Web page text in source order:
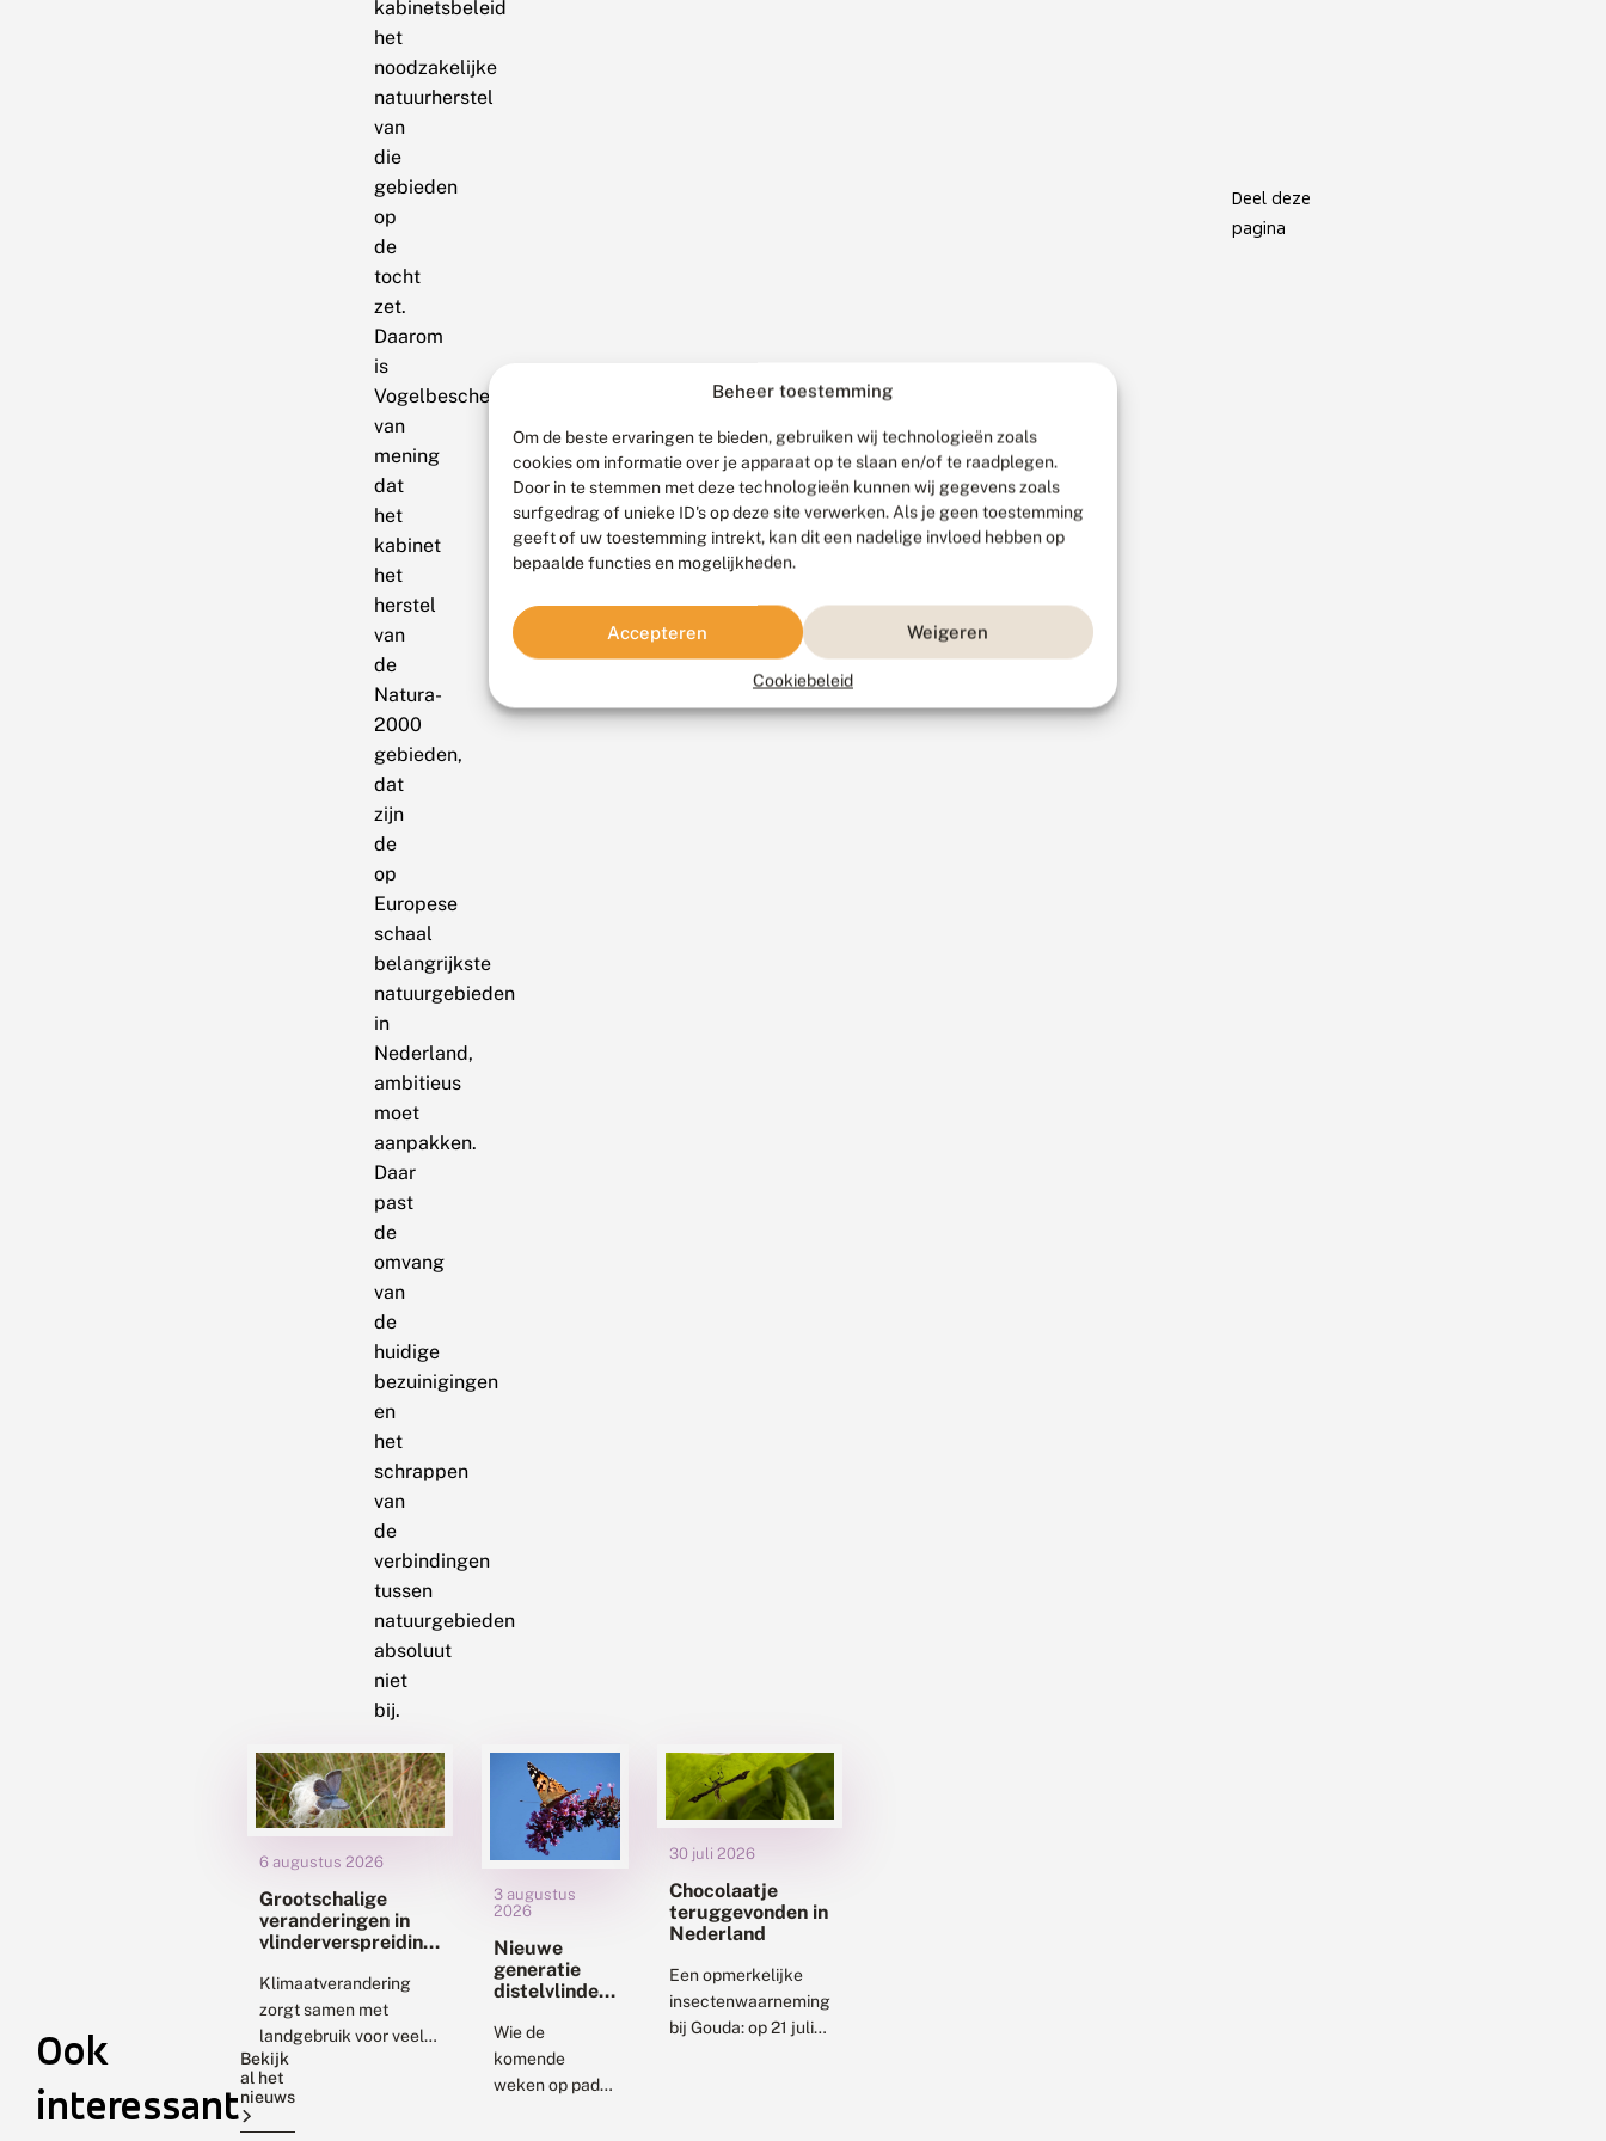
Beheer toestemming
Om de beste ervaringen te bieden, gebruiken wij technologieën zoals
cookies om informatie over je apparaat op te slaan en/of te raadplegen.
Door in te stemmen met deze technologieën kunnen wij gegevens zoals
surfgedrag of unieke ID's op deze site verwerken. Als je geen toestemming
geeft of uw toestemming intrekt, kan dit een nadelige invloed hebben op
bepaalde functies en mogelijkheden.
Accepteren Weigeren
Cookiebeleid
kabinetsbeleid
het
noodzakelijke
natuurherstel
van
die
gebieden
op
de
tocht
zet.
Daarom
is
Vogelbescherming
van
mening
dat
het
kabinet
het
herstel
van
de
Natura-
2000
gebieden,
dat
zijn
de
op
Europese
schaal
belangrijkste
natuurgebieden
in
Nederland,
ambitieus
moet
aanpakken.
Daar
past
de
omvang
van
de
huidige
bezuinigingen
en
het
schrappen
van
de
verbindingen
tussen
natuurgebieden
absoluut
niet
bij.
Deel deze
pagina
Ook
interessant
Bekijk
al het
nieuws
6 augustus 2026
Grootschalige
veranderingen in
vlinderverspreiding
klimaatverandering:
uitdagingen voor
natuurbescherming
Klimaatverandering
zorgt samen met
landgebruik voor veel
veranderingen in
biodiversiteit. Twee
3 augustus
2026
Nieuwe
generatie
distelvlinders
uitvliegen
Wie de
komende
weken op pad
30 juli 2026
Chocolaatje
teruggevonden in
Nederland
Een opmerkelijke
insectenwaarneming
bij Gouda: op 21 juli